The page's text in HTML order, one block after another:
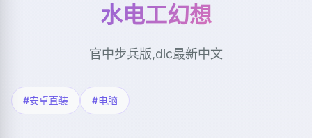
水电工幻想
官中步兵版,dlc最新中文
#安卓直装 #电脑